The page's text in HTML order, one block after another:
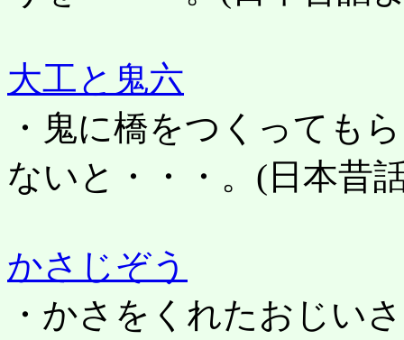
大工と鬼六
・鬼に橋をつくっても
ないと・・・。(日本昔
かさじぞう
・かさをくれたおじい